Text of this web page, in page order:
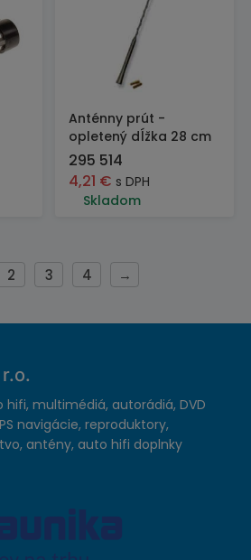
Anténny prút -
opletený dĺžka 28 cm
295 514
4,21 € s DPH
Skladom
2 3 4 →
multimédiá, autorádiá, DVD
navigácie, reproduktory,
antény, auto hifi doplnky